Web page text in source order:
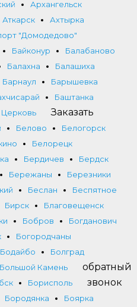
Архангельск
Аткарск
Ахтырка
"Домодедово"
Байконур
Балабаново
Балахна
Балашиха
Барнаул
Барышевка
Баштанка
Белово
Белогорск
Белорецк
Бердичев
Бердск
Бережаны
Березники
Беслан
Беспятное
Бирск
Благовещенск
Бобров
Богданович
Богородчаны
Бодайбо
Болград
Большой Камень
Борисполь
Бородянка
Боярка
Заказать
обратный
звонок